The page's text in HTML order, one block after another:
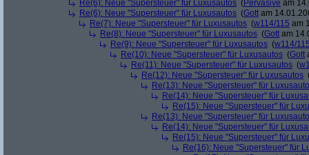
Re(6): Neue "Supersteuer" für Luxusautos (Pervasive am
Re(6): Neue "Supersteuer" für Luxusautos (Gott am
Re(7): Neue "Supersteuer" für Luxusautos (w114/115 am
Re(8): Neue "Supersteuer" für Luxusautos (Gott am
Re(9): Neue "Supersteuer" für Luxusautos (w114/
Re(10): Neue "Supersteuer" für Luxusautos (Gott
Re(11): Neue "Supersteuer" für Luxusautos (
Re(12): Neue "Supersteuer" für Luxusautos
Re(13): Neue "Supersteuer" für
Re(14): Neue "Supersteuer" für
Re(15): Neue "Supersteuer" für
Re(13): Neue "Supersteuer" für
Re(14): Neue "Supersteuer" für
Re(15): Neue "Supersteuer" für
Re(16): Neue "Supersteuer" für